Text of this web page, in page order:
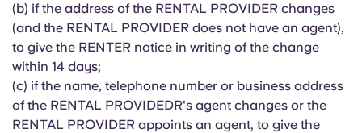
(b) if the address of the RENTAL PROVIDER changes
(and the RENTAL PROVIDER does not have an agent),
to give the RENTER notice in writing of the change
within 14 days;
(c) if the name, telephone number or business address
of the RENTAL PROVIDEDR's agent changes or the
RENTAL PROVIDER appoints an agent, to give the